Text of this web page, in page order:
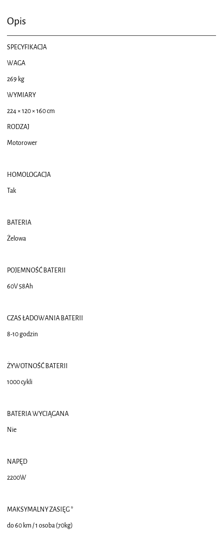
Opis
SPECYFIKACJA
WAGA
269 kg
WYMIARY
224 × 120 × 160 cm
RODZAJ
Motorower
HOMOLOGACJA
Tak
BATERIA
Żelowa
POJEMNOŚĆ BATERII
60V 58Ah
CZAS ŁADOWANIA BATERII
8-10 godzin
ŻYWOTNOŚĆ BATERII
1000 cykli
BATERIA WYCIĄGANA
Nie
NAPĘD
2200W
MAKSYMALNY ZASIĘG *
do 60 km / 1 osoba (70kg)